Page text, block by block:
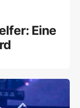
Eine